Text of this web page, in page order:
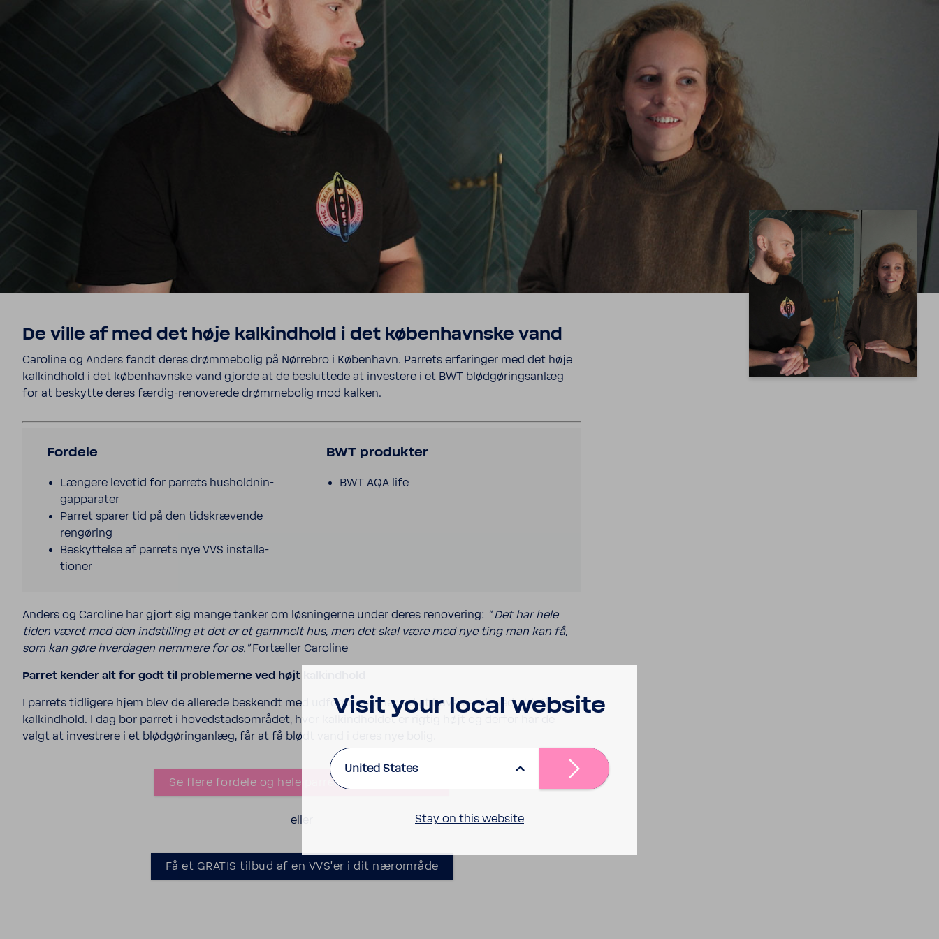
GÅ TIL
De ville af med det høje kalkind­hold i det køben­havnske vand
Caro­line og Anders fandt deres drøm­me­bolig på Nørrebro i Køben­havn. Parrets erfa­ringer med det høje
kalkind­hold i det køben­havnske vand gjorde at de beslut­tede at inve­stere i et BWT blød­gø­rings­anlæg
for at beskytte deres færdig-​renoverede drøm­me­bolig mod kalken.
Fordele
Længere levetid for parrets hushold­nin­
gap­pa­rater
Parret sparer tid på den tids­kræ­vende
rengø­ring
Beskyt­telse af parrets nye VVS instal­la­
tioner
BWT produkter
BWT AQA life
Anders og Caro­line har gjort sig mange tanker om løsnin­gerne under deres renove­ring: " Det har hele
tiden været med den indstil­ling at det er et gammelt hus, men det skal være med nye ting man kan få,
som kan gøre hver­dagen nemmere for os."Fortæller Caro­line
Parret kender alt for godt til proble­merne ved højt kalkind­hold
I parrets tidli­gere hjem blev de alle­rede beskendt med udfor­drin­gerne ved at have vand med et højt
kalkind­hold. I dag bor parret i hoved­stads­om­rådet, hvor kalkind­holdet er rigtig højt og derfor har de
valgt at inve­strere i et blød­gø­rin­ganlæg, får at få blødt vand i deres nye bolig.
Se flere fordele og hele parrets instal­la­tion her
eller
Få et GRATIS tilbud af en VVS'er i dit nærom­råde
Visit your local website
United States
Stay on this website